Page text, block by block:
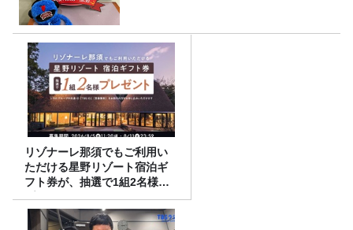
リゾナーレ那須でもご利用い
ただける星野リゾート宿泊ギ
フト券が、抽選で1組2名様に
プレゼント！